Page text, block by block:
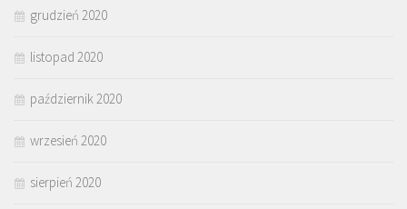
grudzień 2020
listopad 2020
październik 2020
wrzesień 2020
sierpień 2020